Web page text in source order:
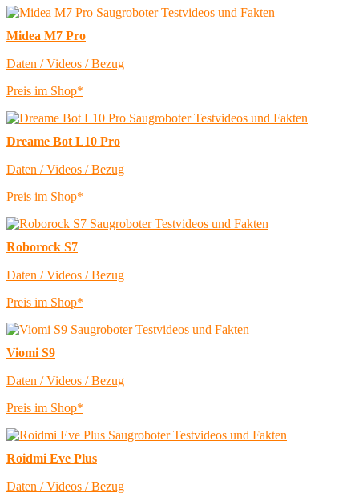
Midea M7 Pro
Daten / Videos / Bezug
Preis im Shop*
Dreame Bot L10 Pro
Daten / Videos / Bezug
Preis im Shop*
Roborock S7
Daten / Videos / Bezug
Preis im Shop*
Viomi S9
Daten / Videos / Bezug
Preis im Shop*
Roidmi Eve Plus
Daten / Videos / Bezug